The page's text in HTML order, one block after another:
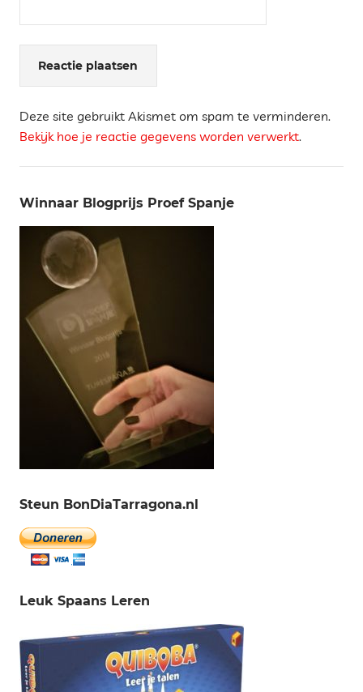
Deze site gebruikt Akismet om spam te verminderen.
Bekijk hoe je reactie gegevens worden verwerkt.
Winnaar Blogprijs Proef Spanje
Steun BonDiaTarragona.nl
Leuk Spaans Leren